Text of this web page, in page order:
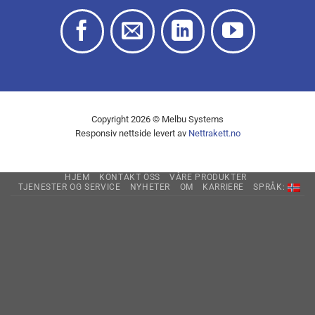
Copyright 2026 © Melbu Systems
Responsiv nettside levert av Nettrakett.no
HJEM KONTAKT OSS
VÅRE PRODUKTER
TJENESTER OG SERVICE
NYHETER OM KARRIERE SPRÅK: